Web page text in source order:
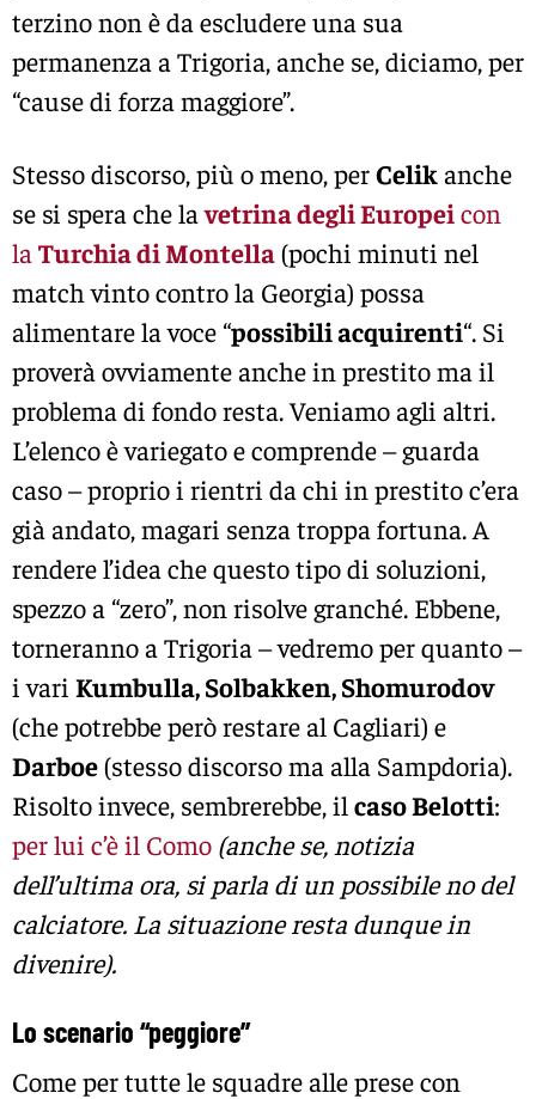
terzino non è da escludere una sua
permanenza a Trigoria, anche se, diciamo, per
“cause di forza maggiore”.
Stesso discorso, più o meno, perCelikanche
se si spera che la vetrina degli Europeicon
la Turchia di Montella(pochi minuti nel
match vinto contro la Georgia) possa
alimentare la voce “possibili acquirenti“. Si
proverà ovviamente anche in prestito ma il
problema di fondo resta. Veniamo agli altri.
L’elenco è variegato e comprende – guarda
caso – proprio i rientri da chi in prestito c’era
già andato, magari senza troppa fortuna. A
rendere l’idea che questo tipo di soluzioni,
spezzo a “zero”, non risolve granché. Ebbene,
torneranno a Trigoria – vedremo per quanto –
i vari Kumbulla, Solbakken, Shomurodov
(che potrebbe però restare al Cagliari) e
Darboe(stesso discorso ma alla Sampdoria).
Risolto invece, sembrerebbe, il caso Belotti:
per lui c’è il Como (anche se, notizia
dell’ultima ora, si parla di un possibile no del
calciatore. La situazione resta dunque in
divenire).
Lo scenario “peggiore”
Come per tutte le squadre alle prese con